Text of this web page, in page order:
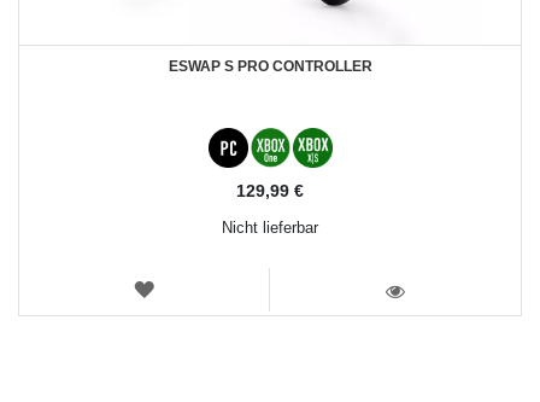
ESWAP S PRO CONTROLLER
129,99 €
Nicht lieferbar
WUNSCHLISTE